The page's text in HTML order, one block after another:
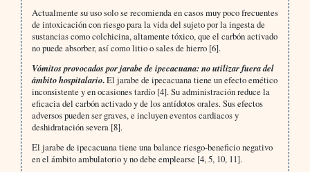
Actualmente su uso solo se recomienda en casos muy poco frecuentes
de intoxicación con riesgo para la vida del sujeto por la ingesta de
sustancias como colchicina, altamente tóxico, que el carbón activado
no puede absorber, así como litio o sales de hierro [6].
Vómitos provocados por jarabe de ipecacuana: no utilizar fuera del
ámbito hospitalario.El jarabe de ipecacuana tiene un efecto emético
inconsistente y en ocasiones tardío [4]. Su administración reduce la
eficacia del carbón activado y de los antídotos orales. Sus efectos
adversos pueden ser graves, e incluyen eventos cardiacos y
deshidratación severa [8].
El jarabe de ipecacuana tiene una balance riesgo-beneficio negativo
en el ámbito ambulatorio y no debe emplearse [4, 5, 10, 11].